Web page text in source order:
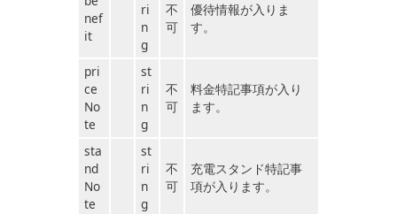
nef
it
ri
n
g
不
可
優待情報が入りま
す。
pri
ce
No
te
st
ri
n
g
不
可
料金特記事項が入り
ます。
sta
nd
No
te
st
ri
n
g
不
可
充電スタンド特記事
項が入ります。